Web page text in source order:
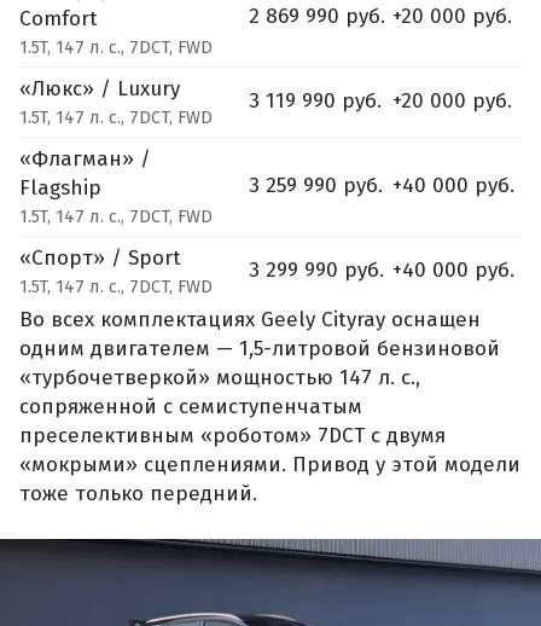
Comfort
1.5T, 147 л. с., 7DCT, FWD
2 869 990 руб. +20 000 руб.
«Люкс» / Luxury
1.5T, 147 л. с., 7DCT, FWD
3 119 990 руб. +20 000 руб.
«Флагман» /
Flagship
1.5T, 147 л. с., 7DCT, FWD
3 259 990 руб. +40 000 руб.
«Спорт» / Sport
1.5T, 147 л. с., 7DCT, FWD
3 299 990 руб. +40 000 руб.
Во всех комплектациях Geely Cityray оснащен
одним двигателем — 1,5-литровой бензиновой
«турбочетверкой» мощностью 147 л. с.,
сопряженной с семиступенчатым
преселективным «роботом» 7DCT с двумя
«мокрыми» сцеплениями. Привод у этой модели
тоже только передний.